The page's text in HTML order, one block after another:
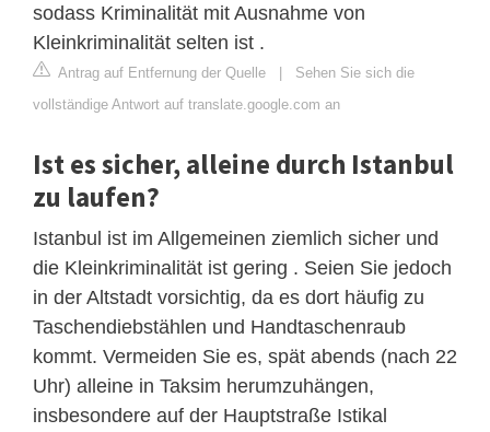
sodass Kriminalität mit Ausnahme von
Kleinkriminalität selten ist .
Antrag auf Entfernung der Quelle | Sehen Sie sich die
vollständige Antwort auf translate.google.com an
Ist es sicher, alleine durch Istanbul
zu laufen?
Istanbul ist im Allgemeinen ziemlich sicher und
die Kleinkriminalität ist gering . Seien Sie jedoch
in der Altstadt vorsichtig, da es dort häufig zu
Taschendiebstählen und Handtaschenraub
kommt. Vermeiden Sie es, spät abends (nach 22
Uhr) alleine in Taksim herumzuhängen,
insbesondere auf der Hauptstraße Istikal